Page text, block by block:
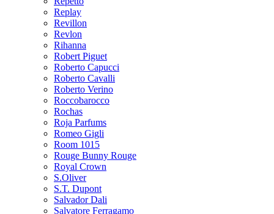
Replay
Revillon
Revlon
Rihanna
Robert Piguet
Roberto Capucci
Roberto Cavalli
Roberto Verino
Roccobarocco
Rochas
Roja Parfums
Romeo Gigli
Room 1015
Rouge Bunny Rouge
Royal Crown
S.Oliver
S.T. Dupont
Salvador Dali
Salvatore Ferragamo